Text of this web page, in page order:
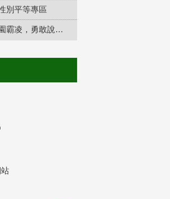
別平等專區
防制校園霸凌，勇敢說出來！